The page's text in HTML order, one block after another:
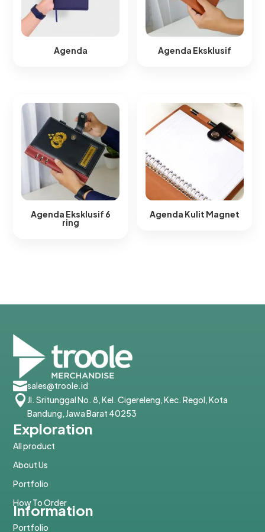
Agenda Agenda Eksklusif
Agenda Eksklusif 6
ring​
Agenda Kulit Magnet​
sales@troole.id
Jl. Sritunggal No. 8, Kel. Cigereleng, Kec. Regol, Kota
Bandung, Jawa Barat 40253
Exploration
All product
About Us
Portfolio
How To Order
Information
Portfolio